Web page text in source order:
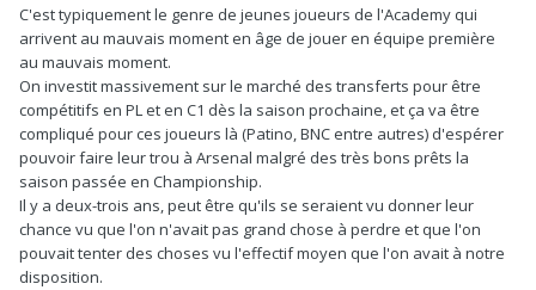
C'est typiquement le genre de jeunes joueurs de l'Academy qui
arrivent au mauvais moment en âge de jouer en équipe première
au mauvais moment.
On investit massivement sur le marché des transferts pour être
compétitifs en PL et en C1 dès la saison prochaine, et ça va être
compliqué pour ces joueurs là (Patino, BNC entre autres) d'espérer
pouvoir faire leur trou à Arsenal malgré des très bons prêts la
saison passée en Championship.
Il y a deux-trois ans, peut être qu'ils se seraient vu donner leur
chance vu que l'on n'avait pas grand chose à perdre et que l'on
pouvait tenter des choses vu l'effectif moyen que l'on avait à notre
disposition.